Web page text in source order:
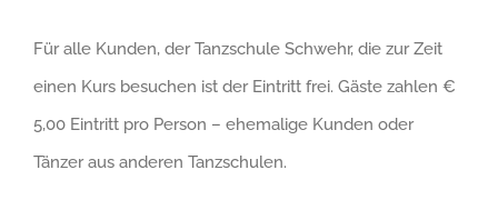
Für alle Kunden, der Tanzschule Schwehr, die zur Zeit
einen Kurs besuchen ist der Eintritt frei. Gäste zahlen €
5,00 Eintritt pro Person – ehemalige Kunden oder
Tänzer aus anderen Tanzschulen.